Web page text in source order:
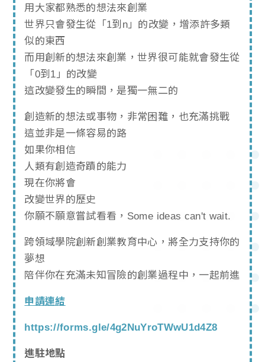
用大家都熟悉的想法來創業
世界只會發生從「1到n」的改變，增添許多類
似的東西
而用創新的想法來創業，世界很可能就會發生從
「0到1」的改變
這改變發生的瞬間，是獨一無二的
創造新的想法或事物，非常困難，也充滿挑戰
這並非是一條容易的路
如果你相信
人類有創造奇蹟的能力
現在你將會
改變世界的歷史
你願不願意嘗試看看，Some ideas can't wait.
跨領域學院創新創業教育中心，將全力支持你的
夢想
陪伴你在充滿未知冒險的創業過程中，一起前進
申請連結
https://forms.gle/4g2NuYroTWwU1d4Z8
進駐地點